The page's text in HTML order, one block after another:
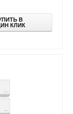
В
КЛИК